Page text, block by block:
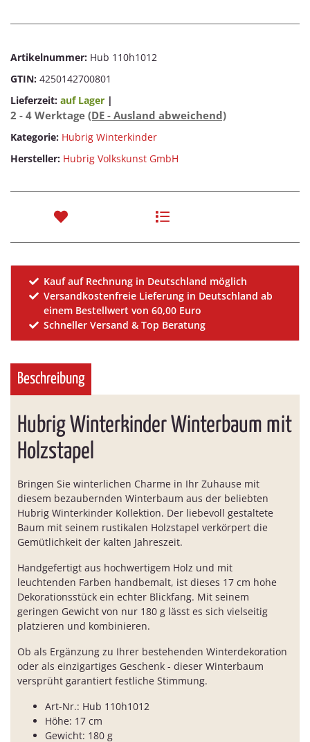
Artikelnummer: Hub 110h1012
GTIN: 4250142700801
Lieferzeit: auf Lager |
2 - 4 Werktage (DE - Ausland abweichend)
Kategorie: Hubrig Winterkinder
Hersteller: Hubrig Volkskunst GmbH
Kauf auf Rechnung in Deutschland möglich
Versandkostenfreie Lieferung in Deutschland ab
einem Bestellwert von 60,00 Euro
Schneller Versand & Top Beratung
Beschreibung
Hubrig Winterkinder Winterbaum mit
Holzstapel
Bringen Sie winterlichen Charme in Ihr Zuhause mit
diesem bezaubernden Winterbaum aus der beliebten
Hubrig Winterkinder Kollektion. Der liebevoll gestaltete
Baum mit seinem rustikalen Holzstapel verkörpert die
Gemütlichkeit der kalten Jahreszeit.
Handgefertigt aus hochwertigem Holz und mit
leuchtenden Farben handbemalt, ist dieses 17 cm hohe
Dekorationsstück ein echter Blickfang. Mit seinem
geringen Gewicht von nur 180 g lässt es sich vielseitig
platzieren und kombinieren.
Ob als Ergänzung zu Ihrer bestehenden Winterdekoration
oder als einzigartiges Geschenk - dieser Winterbaum
versprüht garantiert festliche Stimmung.
Art-Nr.: Hub 110h1012
Höhe: 17 cm
Gewicht: 180 g